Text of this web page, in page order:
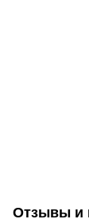
Отзывы и